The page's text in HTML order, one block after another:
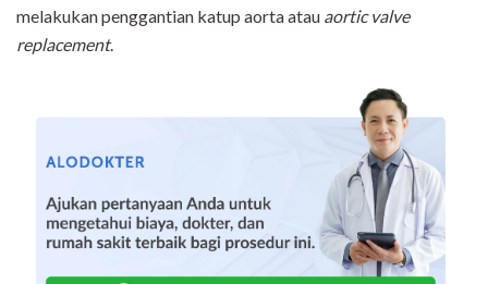
melakukan penggantian katup aorta atau aortic valve
replacement.